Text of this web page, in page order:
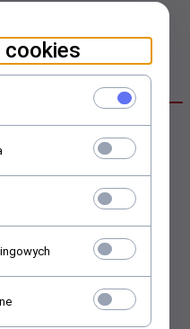
dzieci.
z plastiku LLDPE
produkt do ogrodu.
i żłobków.
prostym z PE i
.Posiadają w środku
cookies